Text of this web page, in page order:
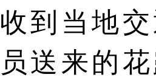
收到当地
员送来的